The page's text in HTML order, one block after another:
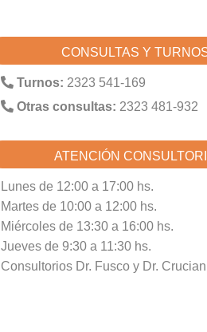
CONSULTAS Y
Turnos: 2323 541-169
Otras consultas: 2323 481-932
ATENCIÓN
Lunes de 12:00 a 17:00 hs.
Martes de 10:00 a 12:00 hs.
Miércoles de 13:30 a 16:00 hs.
Jueves de 9:30 a 11:30 hs.
Consultorios Dr. Fusco y Dr.